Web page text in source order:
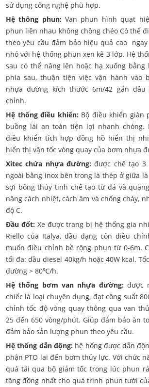
sử dụng công nghệ phù hợp.
Hệ thông phun:Van phun hình quạt
phun liền nhau không chồng chéo Có thể
theo yêu cầu đảm bảo hiệu quả cao
nhỏ với hệ thống phun xen kẽ 3 lớp. Hệ
sau có thể nâng lên hoặc hạ xuống bằng
phía sau, thuận tiện việc vận hành vào
nhựa đường kích thước 6m/42 gắn
chỉnh.
Hệ thống điều khiển: Bộ điều khiển giàn
buồng lái an toàn tiện lợi nhanh chóng.
điều khiển tích hợp đồng hồ hiển thị
hiển thị vận tốc vòng quay của bơm nhựa
Xitec chứa nhựa đường: được chế tạo
ngoài bằng inox bên trong là thép ở giữa
sợi bông thủy tinh chế tạo từ đá và
năng cách nhiệt, cách âm và chống cháy,
độ C.
Đầu đốt: Xe được trang bị hệ thống gia
Riello của Italya, đầu dạng côn điều
muốn điều chỉnh bề rộng phun từ 0-6m.
tối đa: dầu diesel 40kg/h hoặc 40W kcal.
đường > 80℃/h.
Hệ thống bơm van nhựa đường: được
chiếc là loại chuyên dụng, đạt công suất
chỉnh tốc độ vòng quay thông qua van
25 đến 650 vòng/phút. Giúp đảm bảo àn
đảm bảo sản lượng phun theo yêu cầu.
Hệ thống dẫn động: hệ hống được dẫn
phận PTO lai đến bơm thủy lực. Với chức
quá tải qua bộ giảm tốc trong lúc phun
tăng đồng nhất cho quá trình phun tưới